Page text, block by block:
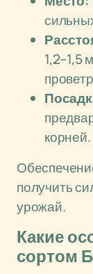
1,2–1,5
корней.
получить
урожай.
Какие
сортом